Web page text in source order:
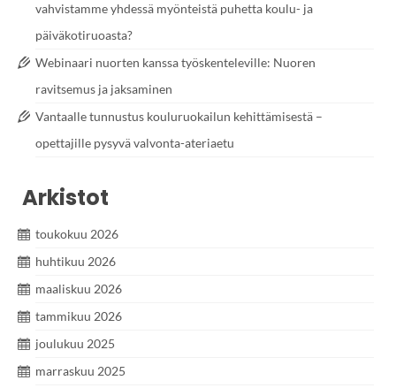
vahvistamme yhdessä myönteistä puhetta koulu- ja
päiväkotiruoasta?
Webinaari nuorten kanssa työskenteleville: Nuoren
ravitsemus ja jaksaminen
Vantaalle tunnustus kouluruokailun kehittämisestä –
opettajille pysyvä valvonta-ateriaetu
Arkistot
toukokuu 2026
huhtikuu 2026
maaliskuu 2026
tammikuu 2026
joulukuu 2025
marraskuu 2025